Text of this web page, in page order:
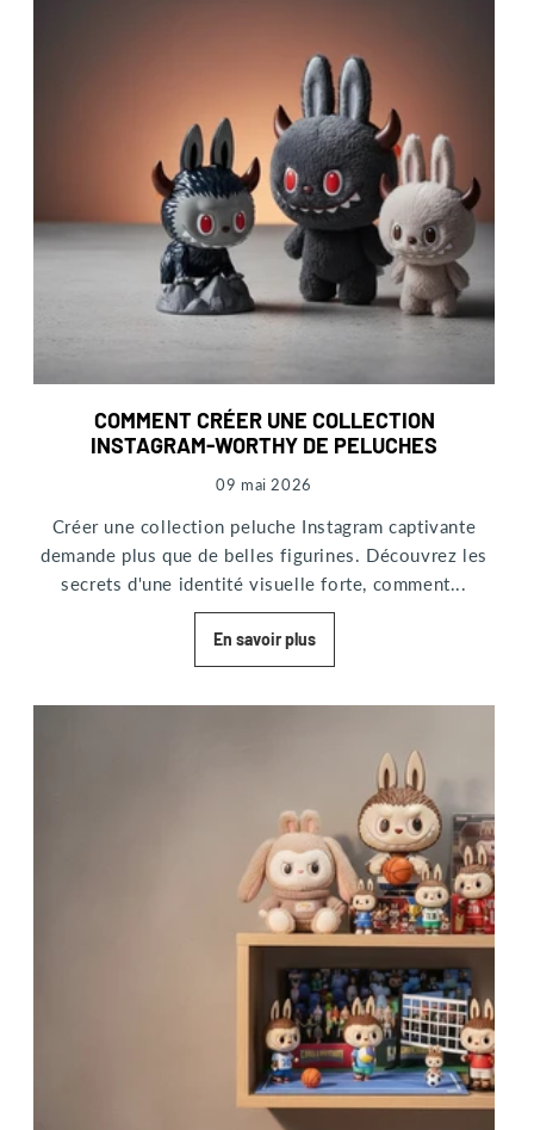
COMMENT CRÉER UNE COLLECTION
INSTAGRAM-WORTHY DE PELUCHES
09 mai 2026
Créer une collection peluche Instagram captivante
demande plus que de belles figurines. Découvrez les
secrets d'une identité visuelle forte, comment...
En savoir plus